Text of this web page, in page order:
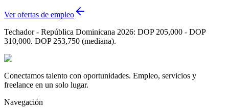
Ver ofertas de empleo
Techador - República Dominicana 2026: DOP 205,000 - DOP
310,000. DOP 253,750 (mediana).
Conectamos talento con oportunidades. Empleo, servicios y
freelance en un solo lugar.
Navegación